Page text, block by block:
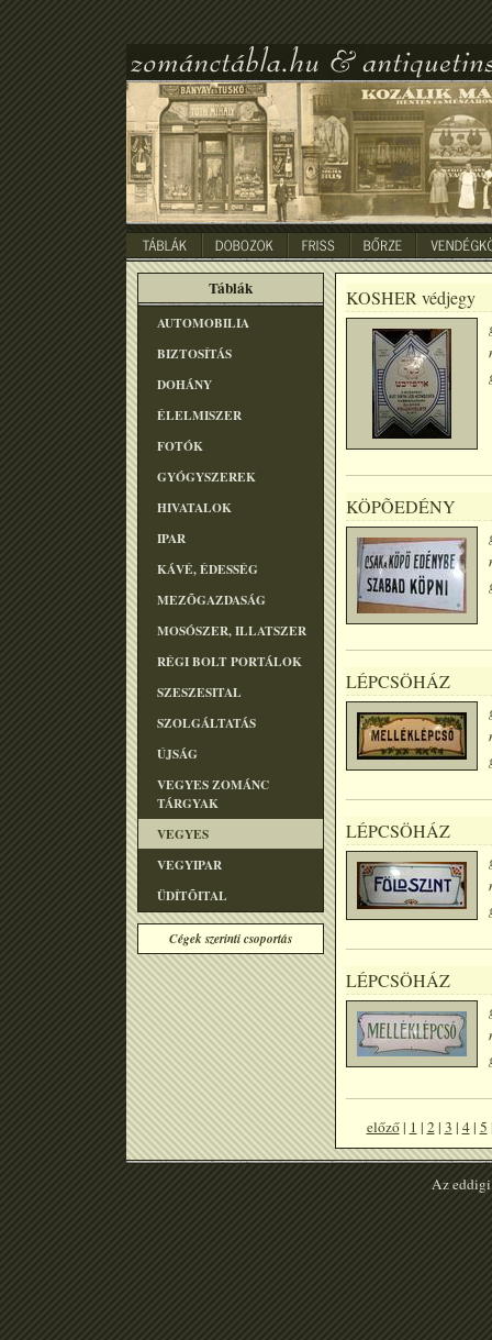
Táblák
AUTOMOBILIA
BIZTOSÍTÁS
DOHÁNY
ÉLELMISZER
FOTÓK
GYÓGYSZEREK
HIVATALOK
IPAR
KÁVÉ, ÉDESSÉG
MEZÕGAZDASÁG
MOSÓSZER, ILLATSZER
RÉGI BOLT PORTÁLOK
SZESZESITAL
SZOLGÁLTATÁS
ÚJSÁG
VEGYES ZOMÁNC
TÁRGYAK
VEGYES
VEGYIPAR
ÜDÍTÕITAL
Cégek szerinti csoportás
KOSHER védjegy
KÖPÕEDÉNY
LÉPCSÖHÁZ
LÉPCSÖHÁZ
LÉPCSÖHÁZ
előző| 1 | 2| 3 | 4| 5
Az